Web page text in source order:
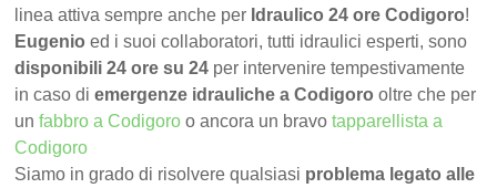
linea attiva sempre anche per Idraulico 24 ore Codigoro!
Eugenio ed i suoi collaboratori, tutti idraulici esperti, sono
disponibili 24 ore su 24 per intervenire tempestivamente
in caso diemergenze idrauliche a Codigorooltre che per
unfabbro a Codigoro o ancora un bravotapparellista a
Codigoro
Siamo in grado di risolvere qualsiasi problema legato alle